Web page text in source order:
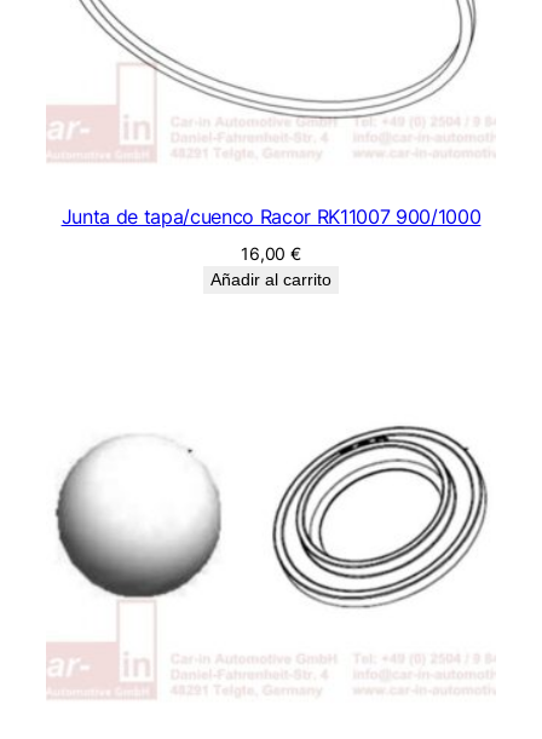
Junta de tapa/cuenco Racor RK11007 900/1000
16,00€
Añadir al carrito